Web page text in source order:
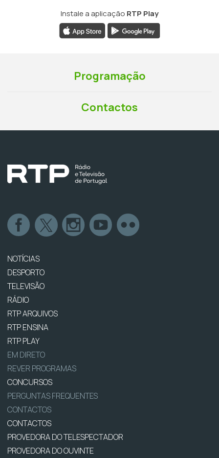
Instale a aplicação RTP Play
Programação
Contactos
NOTÍCIAS
DESPORTO
TELEVISÃO
RÁDIO
RTP ARQUIVOS
RTP ENSINA
RTP PLAY
EM DIRETO
REVER PROGRAMAS
CONCURSOS
PERGUNTAS FREQUENTES
CONTACTOS
CONTACTOS
PROVEDORA DO TELESPECTADOR
PROVEDORA DO OUVINTE